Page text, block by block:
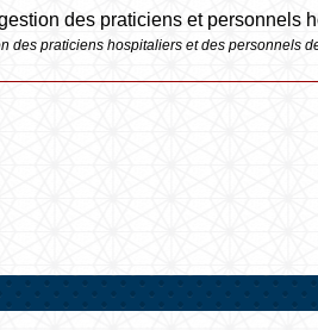
des praticiens et personnels
des praticiens hospitaliers et des personnels